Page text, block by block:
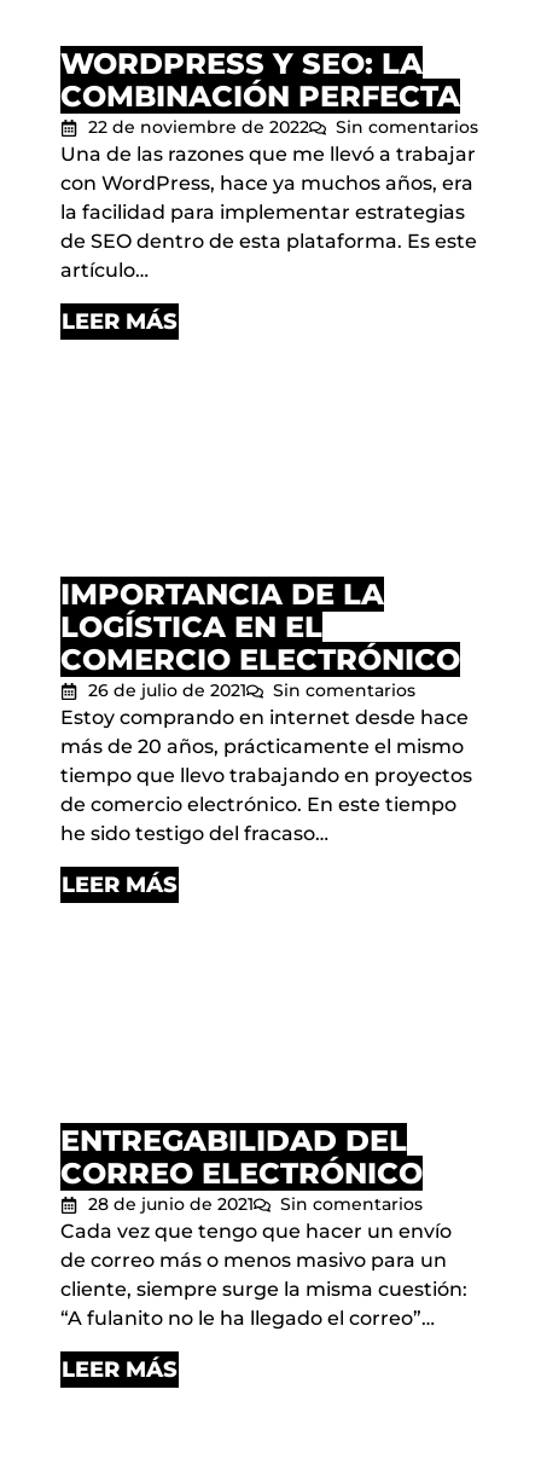
WORDPRESS Y SEO: LA
COMBINACIÓN PERFECTA
22 de noviembre de 2022 Sin comentarios
Una de las razones que me llevó a trabajar
con WordPress, hace ya muchos años, era
la facilidad para implementar estrategias
de SEO dentro de esta plataforma. Es este
artículo…
LEER MÁS
IMPORTANCIA DE LA
LOGÍSTICA EN EL
COMERCIO ELECTRÓNICO
26 de julio de 2021 Sin comentarios
Estoy comprando en internet desde hace
más de 20 años, prácticamente el mismo
tiempo que llevo trabajando en proyectos
de comercio electrónico. En este tiempo
he sido testigo del fracaso…
LEER MÁS
ENTREGABILIDAD DEL
CORREO ELECTRÓNICO
28 de junio de 2021 Sin comentarios
Cada vez que tengo que hacer un envío
de correo más o menos masivo para un
cliente, siempre surge la misma cuestión:
“A fulanito no le ha llegado el correo”…
LEER MÁS